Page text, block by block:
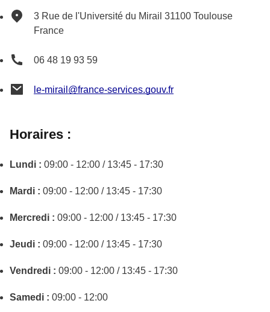
3 Rue de l'Université du Mirail 31100 Toulouse
France
06 48 19 93 59
le-mirail@france-services.gouv.fr
Horaires :
Lundi : 09:00 - 12:00 / 13:45 - 17:30
Mardi : 09:00 - 12:00 / 13:45 - 17:30
Mercredi : 09:00 - 12:00 / 13:45 - 17:30
Jeudi : 09:00 - 12:00 / 13:45 - 17:30
Vendredi : 09:00 - 12:00 / 13:45 - 17:30
Samedi : 09:00 - 12:00